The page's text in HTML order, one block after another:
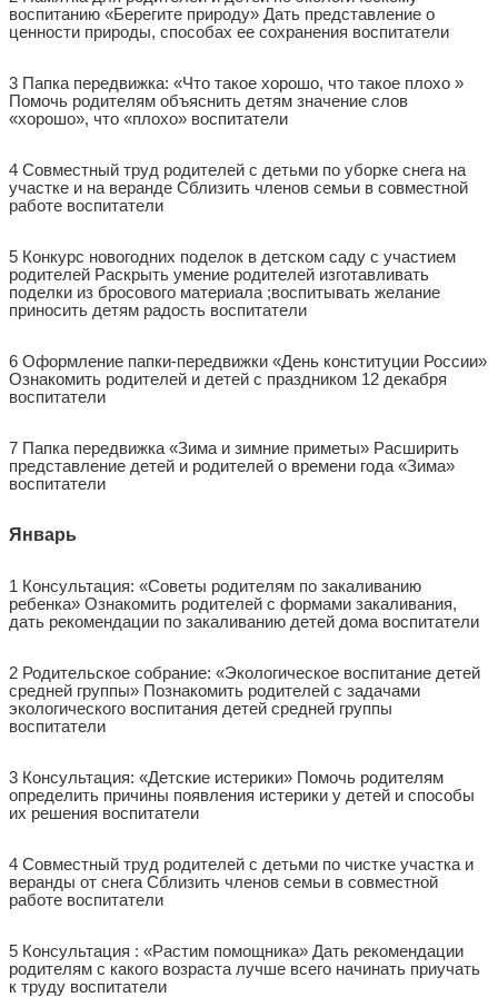
воспитанию «Берегите природу» Дать представление о
ценности природы, способах ее сохранения воспитатели
3 Папка передвижка: «Что такое хорошо, что такое плохо »
Помочь родителям объяснить детям значение слов
«хорошо», что «плохо» воспитатели
4 Совместный труд родителей с детьми по уборке снега на
участке и на веранде Сблизить членов семьи в совместной
работе воспитатели
5 Конкурс новогодних поделок в детском саду с участием
родителей Раскрыть умение родителей изготавливать
поделки из бросового материала ;воспитывать желание
приносить детям радость воспитатели
6 Оформление папки-передвижки «День конституции России»
Ознакомить родителей и детей с праздником 12 декабря
воспитатели
7 Папка передвижка «Зима и зимние приметы» Расширить
представление детей и родителей о времени года «Зима»
воспитатели
Январь
1 Консультация: «Советы родителям по закаливанию
ребенка» Ознакомить родителей с формами закаливания,
дать рекомендации по закаливанию детей дома воспитатели
2 Родительское собрание: «Экологическое воспитание детей
средней группы» Познакомить родителей с задачами
экологического воспитания детей средней группы
воспитатели
3 Консультация: «Детские истерики» Помочь родителям
определить причины появления истерики у детей и способы
их решения воспитатели
4 Совместный труд родителей с детьми по чистке участка и
веранды от снега Сблизить членов семьи в совместной
работе воспитатели
5 Консультация : «Растим помощника» Дать рекомендации
родителям с какого возраста лучше всего начинать приучать
к труду воспитатели